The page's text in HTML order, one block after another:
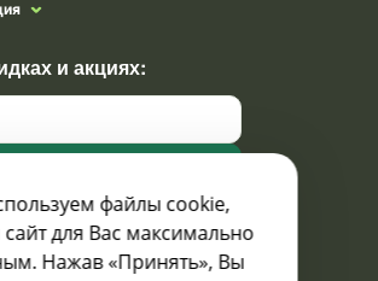
и акциях:
сетях
файлы cookie,
сайт для Вас максимально
Нажав «Принять», Вы